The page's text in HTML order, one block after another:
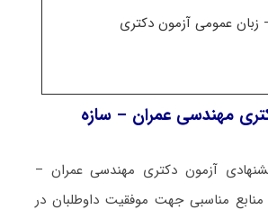
زبان عمومی آزمون دکتری
مهندسی عمران – سازه
آزمون دکتری مهندسی عمران –
منابع مناسبی جهت موفقیت داوطلبان در